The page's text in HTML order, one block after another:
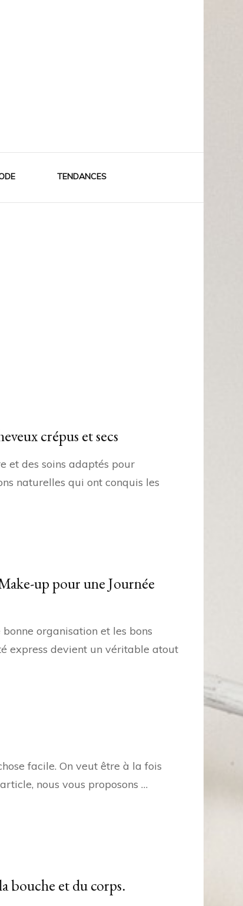
TENDANCES
crépus et secs
et des soins adaptés pour
naturelles qui ont conquis les
up pour une Journée
organisation et les bons
express devient un véritable atout
facile. On veut être à la fois
nous vous proposons …
bouche et du corps.